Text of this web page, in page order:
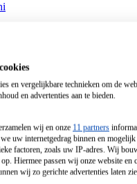
en vergelijkbare technieken om de
en advertenties aan te bieden.
wij en onze 11 partners
uw internetgedrag binnen en
factoren, zoals uw IP-adres. Wij
Hiermee passen wij onze website en
wij zo gerichte advertenties laten